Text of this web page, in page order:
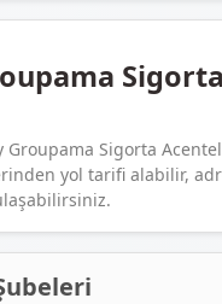
Sigorta
Groupama Sigorta
yol tarifi alabilir,